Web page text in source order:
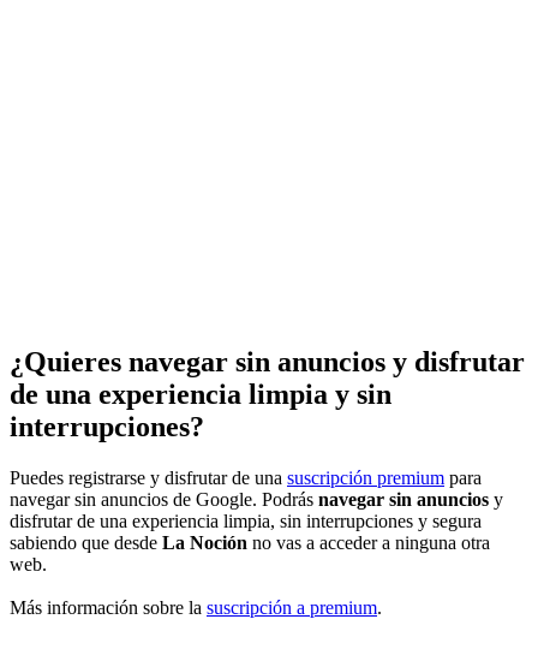
¿Quieres navegar sin anuncios y disfrutar
de una experiencia limpia y sin
interrupciones?
Puedes registrarse y disfrutar de una suscripción premium para
navegar sin anuncios de Google. Podrás navegar sin anuncios y
disfrutar de una experiencia limpia, sin interrupciones y segura
sabiendo que desde La Noción no vas a acceder a ninguna otra
web.
Más información sobre la suscripción a premium.